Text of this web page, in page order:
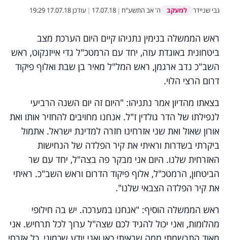
גבי שניידר למעקב ה' אב התשע"ח |
17.07.18
| עודכן17.07.18 19:29
ראש הממשלה בנימין נתניהו קיים היום הערכת מצב
ביטחונית באוגדת עזה, יחד עם הרמטכ"ל גדי אייזנקוט, ראש
השב"כ נדב ארגמן, ראש המל"ל מאיר בן שבת ואלוף פיקוד
דרום הרצי הלוי.
בצאתו מהדיון אמר נתניהו: "היום זה יום השנה הרביעי
לנפילתו של הדר גולדין ז"ל. אנחנו מחויבים להחזיר אותו ואת
אורון שאול ואת שני אזרחינו חזרה למדינת ישראל. אתמול
ביקרתי בשדרות וראיתי את קיר הפלדה של הנחישות
האזרחית שלנו. היום אני מבקר פה בצה"ל, יחד עם שר
הביטחון, הרמטכ"ל, אלוף פיקוד הדרום וראש השב"כ. ראיתי
את קיר הפלדה הצבאי שלנו".
ראש הממשלה הוסיף: "אנחנו במערכה. יש בה חילופי
מהלומות, ואני יכול להגיד לכם שצה"ל ערוך לכל תרחיש. אני